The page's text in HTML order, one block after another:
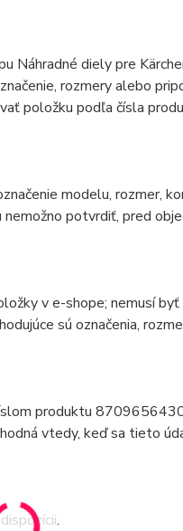
Náhradné diely pre
rozmery alebo
položku podľa čísla
modelu, rozmer,
potvrdiť, pred
v e-shope; nemusí
sú označenia,
produktu
vtedy, keď sa tieto